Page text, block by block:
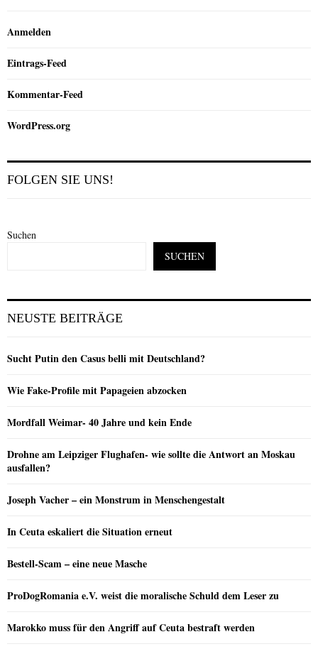
Anmelden
Eintrags-Feed
Kommentar-Feed
WordPress.org
FOLGEN SIE UNS!
Suchen
SUCHEN
NEUSTE BEITRÄGE
Sucht Putin den Casus belli mit Deutschland?
Wie Fake-Profile mit Papageien abzocken
Mordfall Weimar- 40 Jahre und kein Ende
Drohne am Leipziger Flughafen- wie sollte die Antwort an Moskau
ausfallen?
Joseph Vacher – ein Monstrum in Menschengestalt
In Ceuta eskaliert die Situation erneut
Bestell-Scam – eine neue Masche
ProDogRomania e.V. weist die moralische Schuld dem Leser zu
Marokko muss für den Angriff auf Ceuta bestraft werden